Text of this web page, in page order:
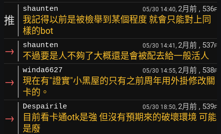
推
shaunten 05/30 14:40, 2月前 , 536F
我記得以前是被檢舉到某個程度 就會只能對上同
樣的bot
→ shaunten 05/30 14:41, 2月前 , 537F
不過要是人不夠了大概還是會被配去給一般活人
→
winda6627 05/30 14:55, 2月前 , 538F
現在有"證實"小黑屋的只有之前周年用外掛修改關
卡的。
→
Despairile 05/30 18:50, 2月前 , 539F
目前看卡通otk是強 但沒有預期來的破壞環境 可能
是廢